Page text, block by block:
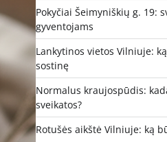
Pokyčiai Šeimyniškių g. 19:
gyventojams
Lankytinos vietos Vilniuje:
sostinę
Normalus kraujospūdis:
sveikatos?
Rotušės aikštė Vilniuje: ką